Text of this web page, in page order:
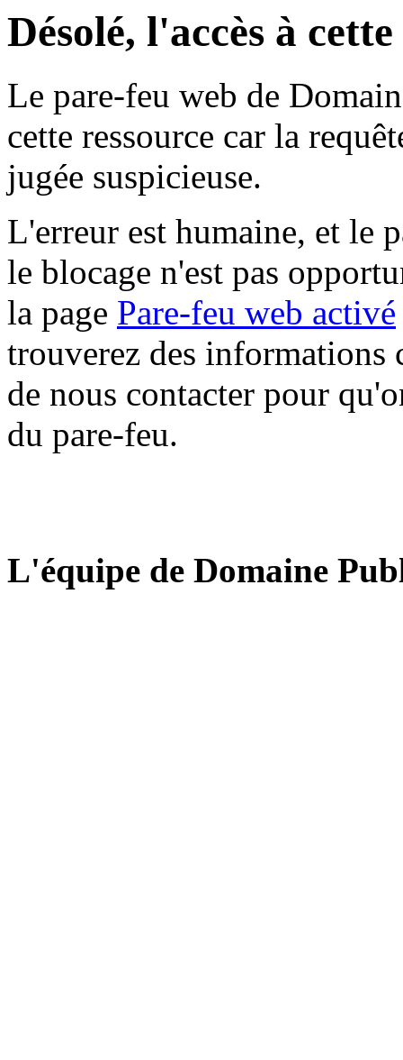
Désolé, l'accès à
Le pare-feu web de
cette ressource car la
jugée suspicieuse.
L'erreur est humaine, et le
le blocage n'est pas
la page Pare-feu web activé
trouverez des informations
de nous contacter pour
du pare-feu.
L'équipe de Domaine